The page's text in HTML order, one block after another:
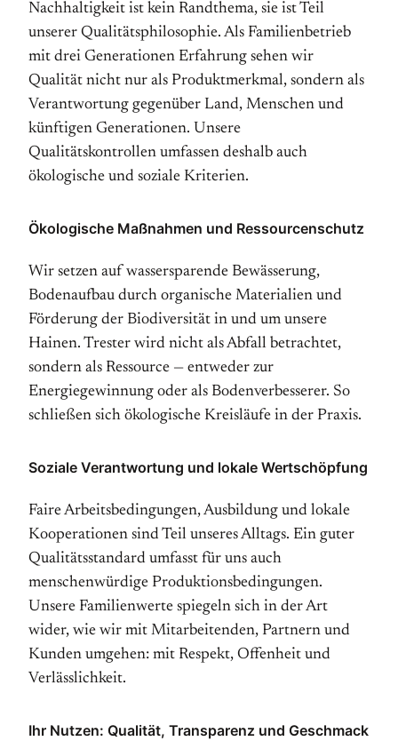
Nachhaltigkeit ist kein Randthema, sie ist Teil
unserer Qualitätsphilosophie. Als Familienbetrieb
mit drei Generationen Erfahrung sehen wir
Qualität nicht nur als Produktmerkmal, sondern als
Verantwortung gegenüber Land, Menschen und
künftigen Generationen. Unsere
Qualitätskontrollen umfassen deshalb auch
ökologische und soziale Kriterien.
Ökologische Maßnahmen und Ressourcenschutz
Wir setzen auf wassersparende Bewässerung,
Bodenaufbau durch organische Materialien und
Förderung der Biodiversität in und um unsere
Hainen. Trester wird nicht als Abfall betrachtet,
sondern als Ressource — entweder zur
Energiegewinnung oder als Bodenverbesserer. So
schließen sich ökologische Kreisläufe in der Praxis.
Soziale Verantwortung und lokale Wertschöpfung
Faire Arbeitsbedingungen, Ausbildung und lokale
Kooperationen sind Teil unseres Alltags. Ein guter
Qualitätsstandard umfasst für uns auch
menschenwürdige Produktionsbedingungen.
Unsere Familienwerte spiegeln sich in der Art
wider, wie wir mit Mitarbeitenden, Partnern und
Kunden umgehen: mit Respekt, Offenheit und
Verlässlichkeit.
Ihr Nutzen: Qualität, Transparenz und Geschmack